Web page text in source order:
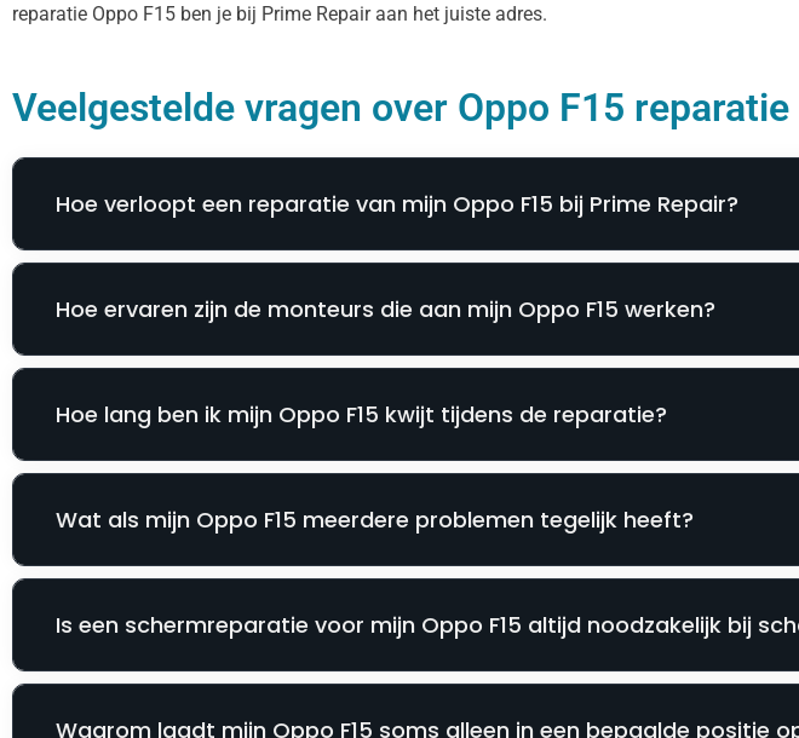
reparatie Oppo F15 ben je bij Prime Repair aan het juiste adres.
Veelgestelde vragen over Oppo F15
Hoe verloopt een reparatie van mijn Oppo F15 bij Prime Repair?
Hoe ervaren zijn de monteurs die aan mijn Oppo F15 werken?
Hoe lang ben ik mijn Oppo F15 kwijt tijdens de reparatie?
Wat als mijn Oppo F15 meerdere problemen tegelijk heeft?
Is een schermreparatie voor mijn Oppo F15 altijd noodzakelijk bij
Waarom laadt mijn Oppo F15 soms alleen in een bepaalde positie